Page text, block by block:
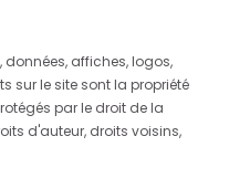
données, affiches, logos,
sur le site sont la propriété
par le droit de la
d'auteur, droits voisins,